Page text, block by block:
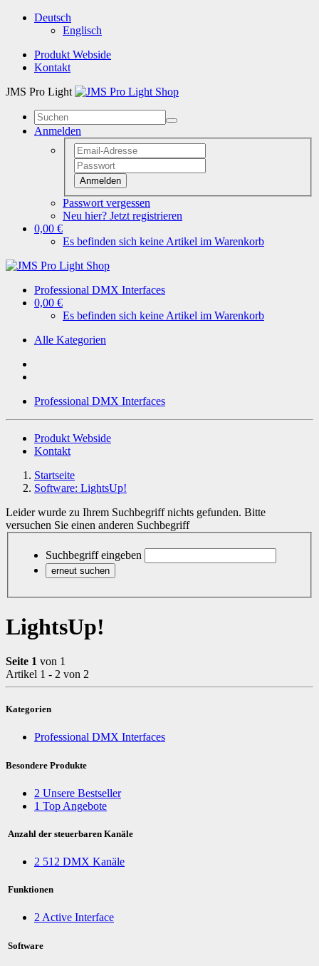
Deutsch
Englisch
Produkt Webside
Kontakt
JMS Pro Light
Anmelden
Anmelden
Passwort vergessen
Neu hier? Jetzt registrieren
0,00 €
Es befinden sich keine Artikel im Warenkorb
Professional DMX Interfaces
0,00 €
Es befinden sich keine Artikel im Warenkorb
Alle Kategorien
Professional DMX Interfaces
Produkt Webside
Kontakt
Startseite
Software: LightsUp!
Leider wurde zu Ihrem Suchbegriff nichts gefunden. Bitte
versuchen Sie einen anderen Suchbegriff
Suchbegriff eingeben
LightsUp!
Seite 1 von 1
Artikel 1 - 2 von 2
Kategorien
Professional DMX Interfaces
Besondere Produkte
2 Unsere Bestseller
1 Top Angebote
Anzahl der steuerbaren Kanäle
2 512 DMX Kanäle
Funktionen
2Active Interface
Software